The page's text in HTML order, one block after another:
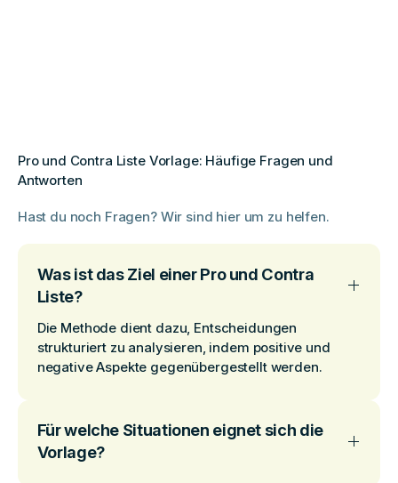
Pro und Contra Liste Vorlage: Häufige Fragen und
Antworten
Hast du noch Fragen? Wir sind hier um zu helfen.
Was ist das Ziel einer Pro und Contra
Liste?
Die Methode dient dazu, Entscheidungen
strukturiert zu analysieren, indem positive und
negative Aspekte gegenübergestellt werden.
Für welche Situationen eignet sich die
Vorlage?